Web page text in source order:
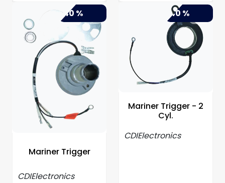
-40 %
Mariner Trigger
CDIElectronics
-40 %
Mariner Trigger - 2
Cyl.
CDIElectronics